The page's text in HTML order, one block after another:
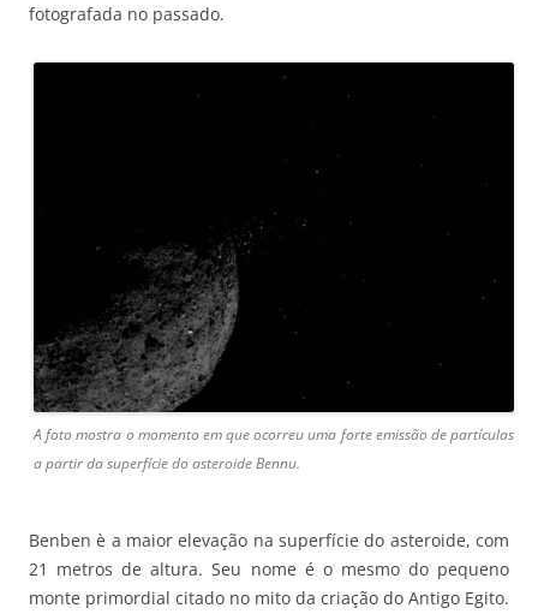
fotografada no passado.
A foto mostra o momento em que ocorreu uma forte emissão de partículas
a partir da superfície do asteroide Bennu.
Benben è a maior elevação na superfície do asteroide, com
21 metros de altura. Seu nome é o mesmo do pequeno
monte primordial citado no mito da criação do Antigo Egito.